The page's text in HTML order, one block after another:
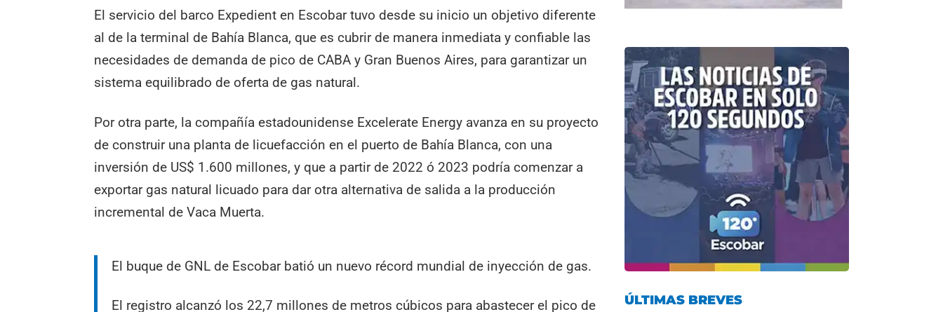
El servicio del barco Expedient en Escobar tuvo desde su inicio un objetivo diferente
al de la terminal de Bahía Blanca, que es cubrir de manera inmediata y confiable las
necesidades de demanda de pico de CABA y Gran Buenos Aires, para garantizar un
sistema equilibrado de oferta de gas natural.
Por otra parte, la compañía estadounidense Excelerate Energy avanza en su proyecto
de construir una planta de licuefacción en el puerto de Bahía Blanca, con una
inversión de US$ 1.600 millones, y que a partir de 2022 ó 2023 podría comenzar a
exportar gas natural licuado para dar otra alternativa de salida a la producción
incremental de Vaca Muerta.
El buque de GNL de Escobar batió un nuevo récord mundial de inyección de gas.
El registro alcanzó los 22,7 millones de metros cúbicos para abastecer el pico de ÚLTIMAS BREVES